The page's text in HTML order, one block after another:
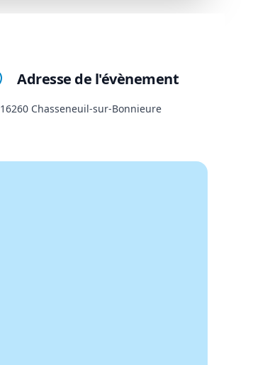
Adresse de l'évènement
16260 Chasseneuil-sur-Bonnieure